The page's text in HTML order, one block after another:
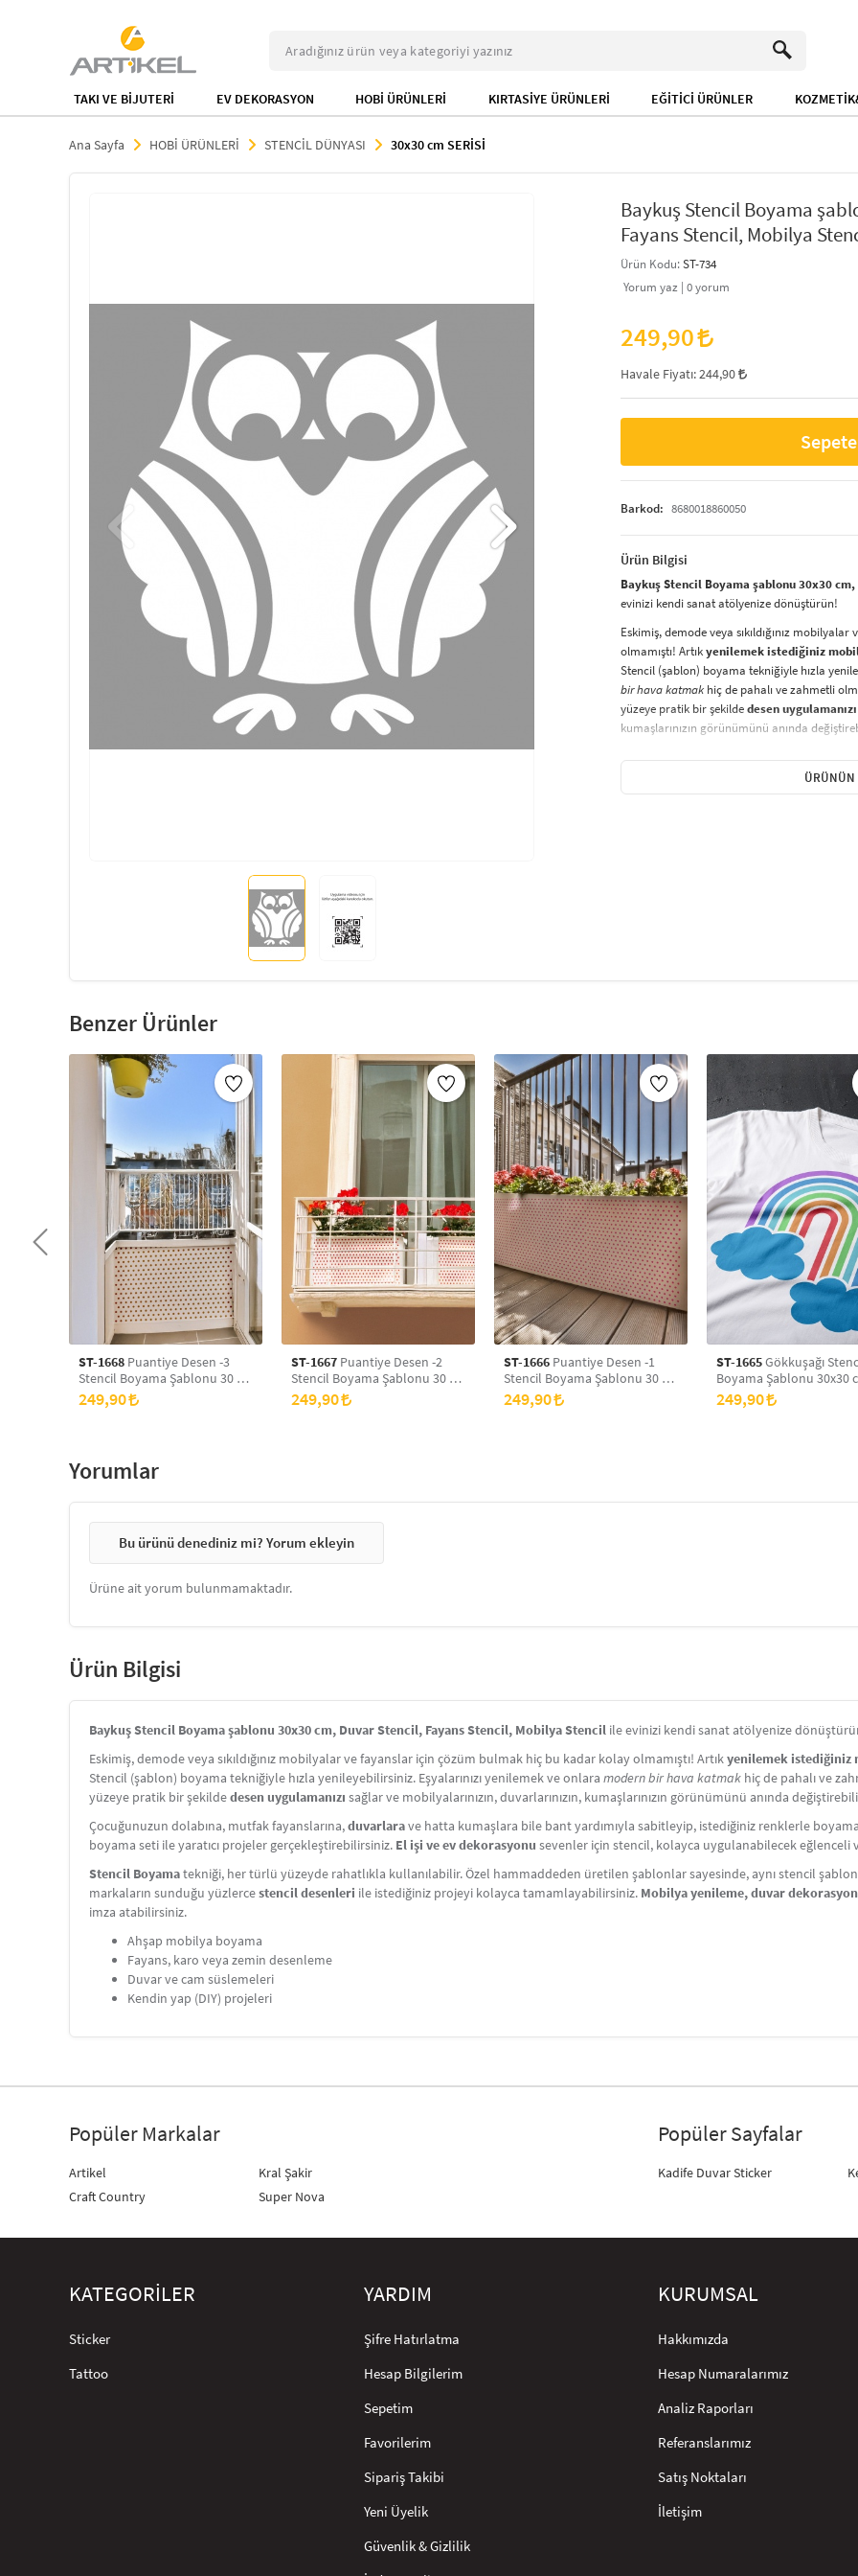
TAKI VE BİJUTERİ EV DEKORASYON HOBİ ÜRÜNLERİ KIRTASİYE ÜRÜNLERİ EĞİTİCİ ÜRÜNLER
Ana Sayfa HOBİ ÜRÜNLERİ STENCİL DÜNYASI 30x30 cm SERİSİ
Baykuş Stencil Boyama
Fayans Stencil, Mobilya
Ürün Kodu:ST-734
Yorum yaz | 0yorum
249,90
Havale Fiyatı:244,90
Barkod: 8680018860050
Ürün Bilgisi
Baykuş Stencil Boyama şablonu 30x30
evinizi kendi sanat atölyenize dönüştürün!
Eskimiş, demode veya sıkıldığınız
olmamıştı! Artıkyenilemek istediğiniz
Stencil (şablon) boyama tekniğiyle hızla
bir hava katmak hiç de pahalı ve zahmetli
yüzeye pratik bir şekildedesen uygulamanızı
kumaşlarınızın görünümünü anında
sabitleyip, istediğiniz renklerle boyama
boyama seti ile yaratıcı projeler
tekniği, her türlü yüzeyde
Duvar ve cam süslemeleri
ÜRÜNÜN
Benzer Ürünler
ST-1668 Puantiye Desen -3
Stencil Boyama Şablonu 30 x
30 cm, Duvar Stencil, Fayans
Stencil, Mobilya Stencil
249,90
ST-1667 Puantiye Desen -2
Stencil Boyama Şablonu 30 x
30 cm, Duvar Stencil, Fayans
Stencil, Mobilya Stencil
249,90
ST-1666 Puantiye Desen -1
Stencil Boyama Şablonu 30 x
30 cm, Duvar Stencil, Fayans
Stencil, Mobilya Stencil
249,90
ST-1665Gökkuşağı
Boyama Şablonu 30x30
Duvar Stencil, Fayans
Mobilya Stencil
249,90
Yorumlar
Bu ürünü denediniz mi? Yorum ekleyin
Ürüne ait yorum bulunmamaktadır.
Ürün Bilgisi
Baykuş Stencil Boyama şablonu 30x30 cm, Duvar Stencil, Fayans Stencil, Mobilya Stencil ile evinizi kendi sanat atölyenize
Eskimiş, demode veya sıkıldığınız mobilyalar ve fayanslar için çözüm bulmak hiç bu kadar kolay olmamıştı! Artıkyenilemek istediğiniz
Stencil (şablon) boyama tekniğiyle hızla yenileyebilirsiniz. Eşyalarınızı yenilemek ve onlara modern bir hava katmak hiç de pahalı ve
yüzeye pratik bir şekildedesen uygulamanızı sağlar ve mobilyalarınızın, duvarlarınızın, kumaşlarınızın görünümünü anında
Çocuğunuzun dolabına, mutfak fayanslarına,duvarlarave hatta kumaşlara bile bant yardımıyla sabitleyip, istediğiniz renklerle
boyama seti ile yaratıcı projeler gerçekleştirebilirsiniz. El işi ve ev dekorasyonu sevenler için stencil, kolayca uygulanabilecek eğlenceli
Stencil Boyamatekniği, her türlü yüzeyde rahatlıkla kullanılabilir. Özel hammaddeden üretilen şablonlar sayesinde, aynı stencil
markaların sunduğu yüzlercestencil desenleri ile istediğiniz projeyi kolayca tamamlayabilirsiniz. Mobilya yenileme, duvar
imza atabilirsiniz.
Ahşap mobilya boyama
Fayans, karo veya zemin desenleme
Duvar ve cam süslemeleri
Kendin yap (DIY) projeleri
Popüler Markalar
Artikel
Craft Country
Kral Şakir
Super Nova
Popüler Sayfalar
Kadife Duvar Sticker
KATEGORİLER
Sticker
Tattoo
YARDIM
Şifre Hatırlatma
Hesap Bilgilerim
Sepetim
Favorilerim
Sipariş Takibi
Yeni Üyelik
Güvenlik & Gizlilik
KURUMSAL
Hakkımızda
Hesap Numaralarımız
Analiz Raporları
Referanslarımız
Satış Noktaları
İletişim